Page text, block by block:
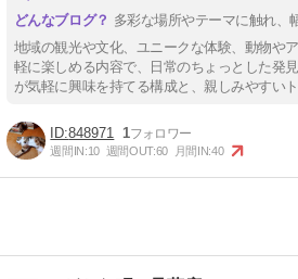
多彩な場所やテーマに触れ、
地域の観光や文化、ユニークな体験、動物や
軽に楽しめる内容で、日常のちょっとした発
が気軽に興味を持てる構成と、親しみやすい
848971 1
週間IN:10 週間OUT:60 月間IN:40